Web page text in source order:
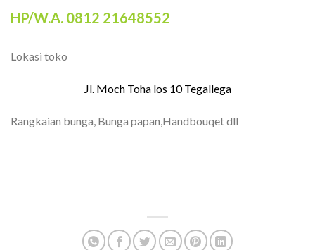
HP/W.A. 0812 21648552
Lokasi toko
Jl. Moch Toha los 10 Tegallega
Rangkaian bunga, Bunga papan,Handbouqet dll